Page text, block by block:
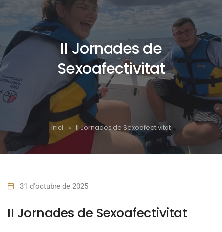
II Jornades de
Sexoafectivitat
Inici II Jornades de Sexoafectivitat
31 d'octubre de 2025
II Jornades de Sexoafectivitat